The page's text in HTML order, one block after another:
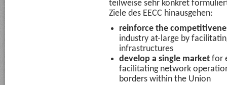
teilweise sehr konkret
Ziele des EECC hinausgehen:
reinforce the
industry at-large by
infrastructures
develop a single market for
facilitating network
borders within the Union